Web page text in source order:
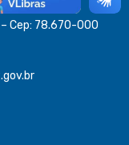
– Cep: 78.670-000